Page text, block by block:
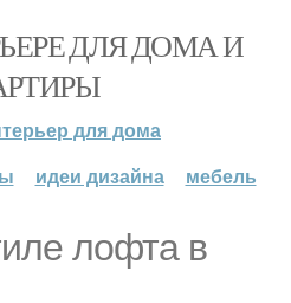
ДЛЯ ДОМА И
для дома
идеи дизайна мебель
лофта в